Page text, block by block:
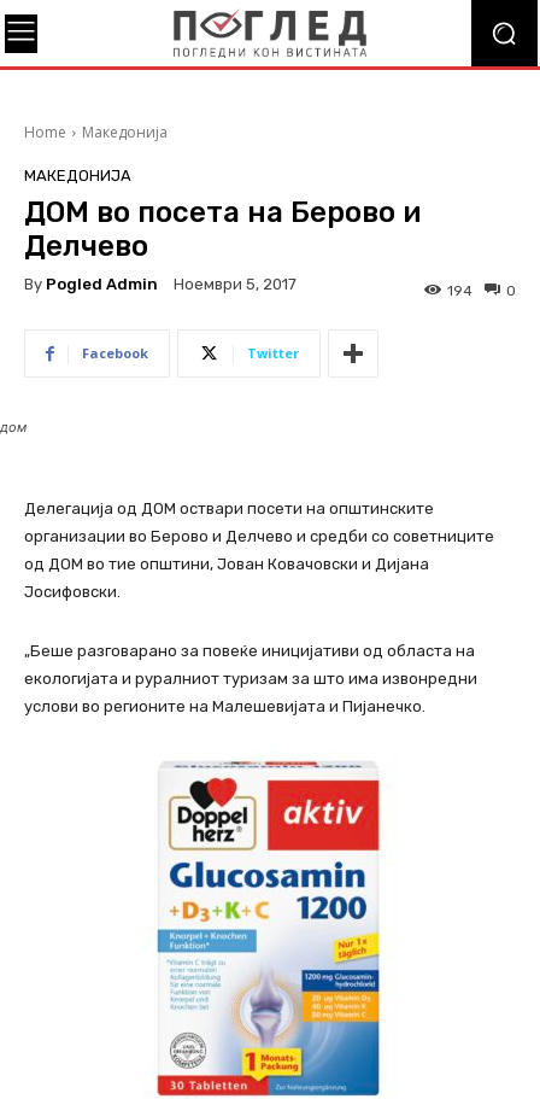
Home Македонија
МАКЕДОНИЈА
ДОМ во посета на Берово и
Делчево
By Pogled Admin Ноември 5, 2017 0
194
Facebook Twitter
дом
Делегација од ДОМ оствари посети на општинските
организации во Берово и Делчево и средби со советниците
од ДОМ во тие општини, Јован Ковачовски и Дијана
Јосифовски.
„Беше разговарано за повеќе иницијативи од областа на
екологијата и руралниот туризам за што има извонредни
услови во регионите на Малешевијата и Пијанечко.